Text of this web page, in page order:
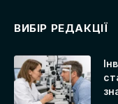
ВИБІР РЕДАКЦІЇ